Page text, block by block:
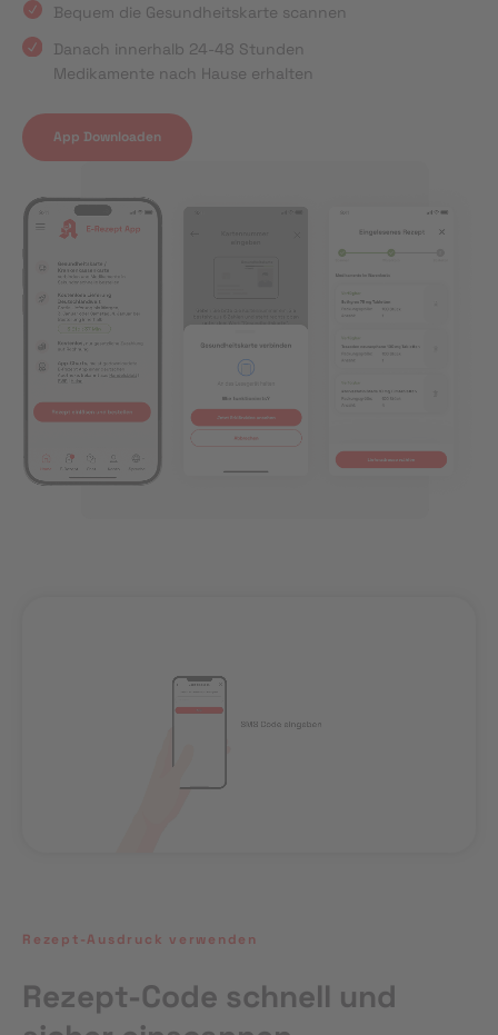
Bequem die Gesundheitskarte scannen
Danach innerhalb 24-48 Stunden
Medikamente nach Hause erhalten
App Downloaden
Rezept-Ausdruck verwenden
Rezept-Code schnell und